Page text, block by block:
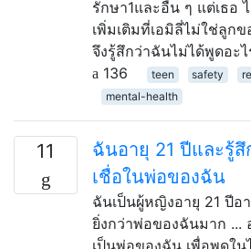
รักษา1และอื่น ๆ แต่เธอ
เพิ่มเติมที่เอมิลี่ไม่ใช่ลูก
จึงรู้สึกว่าฉันไม่ได้พูดอะ
136
teen safety
mental-health
11
ฉันอายุ 21 ปีและรู้สึ
เชื่อในพ่อของฉัน
ฉันเป็นผู้หญิงอายุ 21 ปีอ
ยิ่งกว่าพ่อของฉันมาก ...
เป็นพ่อของฉัน เพื่อพูดใ